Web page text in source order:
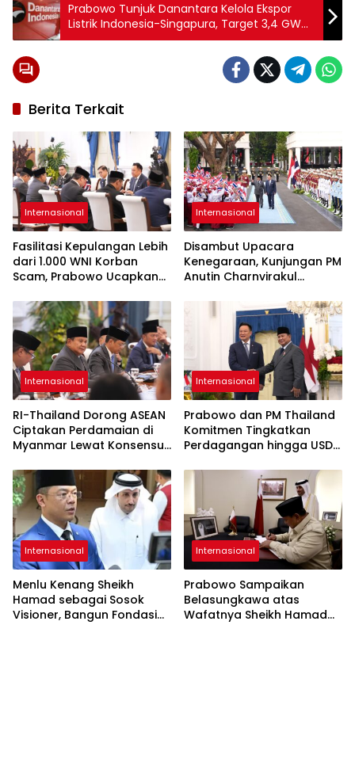
Prabowo Tunjuk Danantara Kelola Ekspor
Listrik Indonesia-Singapura, Target 3,4 GW
hingga 2035
Berita Terkait
Internasional
Fasilitasi Kepulangan Lebih
dari 1.000 WNI Korban
Scam, Prabowo Ucapkan
Thailand
Internasional
Disambut Upacara
Kenegaraan, Kunjungan PM
Anutin Charnvirakul
Indonesia-Thailand
Internasional
RI-Thailand Dorong ASEAN
Ciptakan Perdamaian di
Myanmar Lewat Konsensus
Internasional
Prabowo dan PM Thailand
Komitmen Tingkatkan
Perdagangan hingga USD
Internasional
Menlu Kenang Sheikh
Hamad sebagai Sosok
Visioner, Bangun Fondasi
Internasional
Prabowo Sampaikan
Belasungkawa atas
Wafatnya Sheikh Hamad